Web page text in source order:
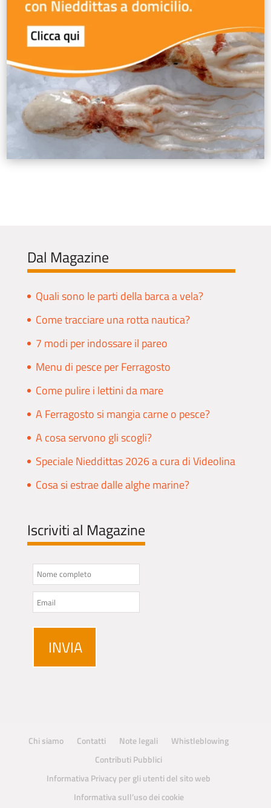
Dal Magazine
Quali sono le parti della barca a vela?
Come tracciare una rotta nautica?
7 modi per indossare il pareo
Menu di pesce per Ferragosto
Come pulire i lettini da mare
A Ferragosto si mangia carne o pesce?
A cosa servono gli scogli?
Speciale Nieddittas 2026 a cura di Videolina
Cosa si estrae dalle alghe marine?
Iscriviti al Magazine
Chi siamo Contatti Note legali
Whistleblowing
Contributi Pubblici
Informativa Privacy per gli utenti del sito web
Informativa sull’uso dei cookie